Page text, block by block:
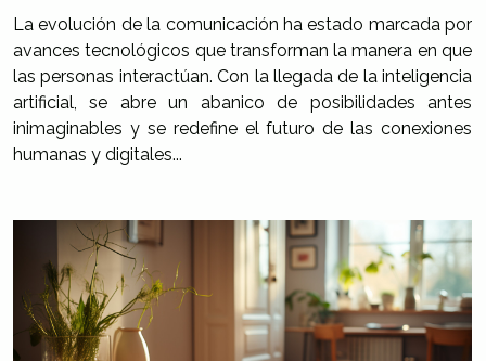
La evolución de la comunicación ha estado marcada por
avances tecnológicos que transforman la manera en que
las personas interactúan. Con la llegada de la inteligencia
artificial, se abre un abanico de posibilidades antes
inimaginables y se redefine el futuro de las conexiones
humanas y digitales...